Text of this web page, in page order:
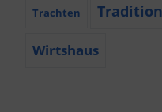
Trachten Tradition
Wirtshaus